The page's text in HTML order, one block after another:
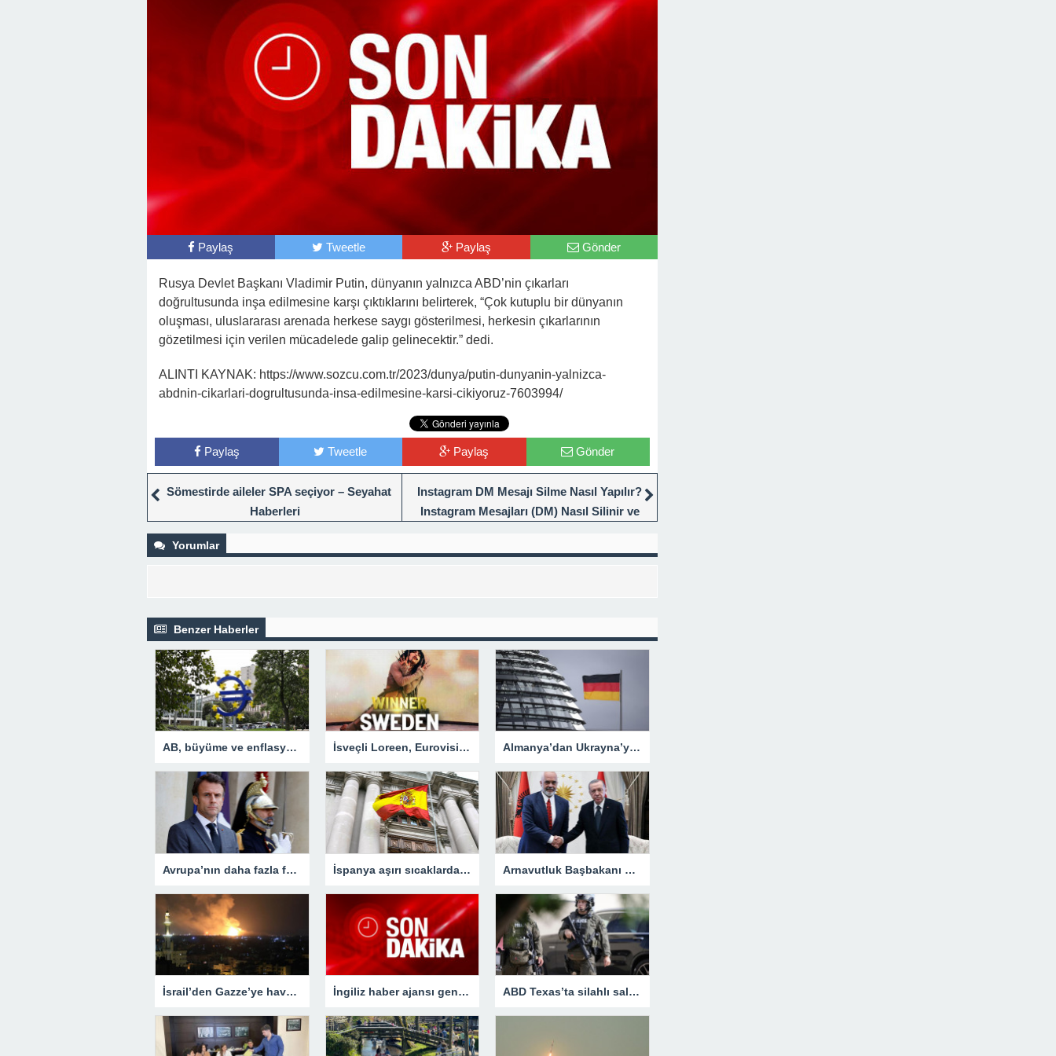
Paylaş Tweetle Paylaş Gönder
Rusya Devlet Başkanı Vladimir Putin, dünyanın yalnızca ABD’nin çıkarları
doğrultusunda inşa edilmesine karşı çıktıklarını belirterek, “Çok kutuplu bir dünyanın
oluşması, uluslararası arenada herkese saygı gösterilmesi, herkesin çıkarlarının
gözetilmesi için verilen mücadelede galip gelinecektir.” dedi.
ALINTI KAYNAK: https://www.sozcu.com.tr/2023/dunya/putin-dunyanin-yalnizca-
abdnin-cikarlari-dogrultusunda-insa-edilmesine-karsi-cikiyoruz-7603994/
Paylaş Tweetle Paylaş Gönder
Sömestirde aileler SPA seçiyor – Seyahat
Haberleri
Instagram DM Mesajı Silme Nasıl Yapılır?
Instagram Mesajları (DM) Nasıl Silinir ve
Yorumlar
Benzer Haberler
AB, büyüme ve enflasyon beklentisini yükseltti İsveçli Loreen, Eurovision’u ikinci defa kazanarak bir ilki gerçekleştirdi Almanya’dan Ukrayna’ya yeni silah ve mühimmat
Avrupa’nın daha fazla fabrikaya ihtiyacı var İspanya aşırı sıcaklarda açık havada çalışmayı yasaklayacak Arnavutluk Başbakanı Rama’dan, Cumhurbaşkanı Erdoğan’a destek mesajı
İsrail’den Gazze’ye hava saldırısı! Çok sayıda ölü ve yaralı var İngiliz haber ajansı genç seçmenin nabzını tuttu: Çoğu öfkesini dindirmek için sandığa gidiyor ABD Texas’ta silahlı saldırı! Çok sayıda ölü ve yaralı var